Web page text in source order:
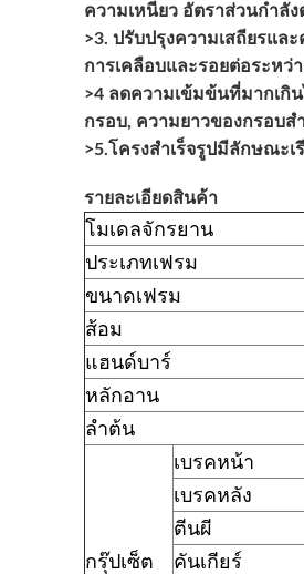
ความเหนียว อัตราส่วนกำ
>3. ปรับปรุงความเสถียรแ
การเคลือบและรอยต่อระหว่
>4 ลดความเข้มข้นที่มากเกิ
กรอบ, ความยาวของกรอบ
>5.โครงสำเร็จรูปมีลักษณะเ
รายละเอียดสินค้า
โมเดลจักรยาน
ประเภทเฟรม
ขนาดเฟรม
ส้อม
แฮนด์บาร์
หลักอาน
ลำต้น
กรุ๊ปเซ็ต
เบรคหน้า
เบรคหลัง
ตีนผี
คันเกียร์